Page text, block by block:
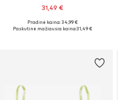
31,49 €
+6
Yra daugybė dydžių
Pradinė kaina: 34,99 €
Paskutinė mažiausia kaina:31,49 €